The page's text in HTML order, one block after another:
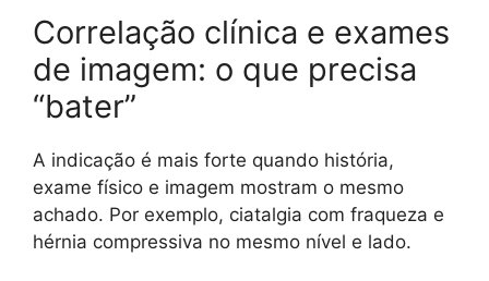
Correlação clínica e exames
de imagem: o que precisa
“bater”
A indicação é mais forte quando história,
exame físico e imagem mostram o mesmo
achado. Por exemplo, ciatalgia com fraqueza e
hérnia compressiva no mesmo nível e lado.